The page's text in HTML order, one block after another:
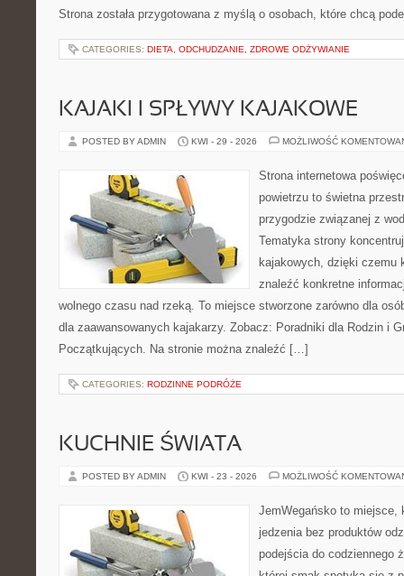
Strona została przygotowana z myślą o osobach, które chcą
CATEGORIES: DIETA, ODCHUDZANIE, ZDROWE ODŻYWIANIE
KAJAKI I SPŁYWY KAJAKOWE
POSTED BY ADMIN KWI - 29 - 2026 MOŻLIWOŚĆ
Strona internetowa
powietrzu to świetna
przygodzie związanej z
Tematyka strony
kajakowych, dzięki czemu
znaleźć konkretne
wolnego czasu nad rzeką. To miejsce stworzone zarówno dla
dla zaawansowanych kajakarzy. Zobacz: Poradniki dla Rodzin i
Początkujących. Na stronie można znaleźć […]
CATEGORIES: RODZINNE PODRÓŻE
KUCHNIE ŚWIATA
POSTED BY ADMIN KWI - 23 - 2026 MOŻLIWOŚĆ
JemWegańsko to miejsce,
jedzenia bez produktów
podejścia do codziennego